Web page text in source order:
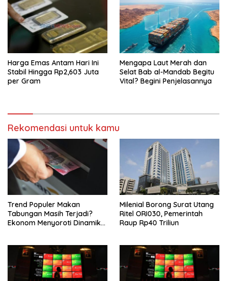
Harga Emas Antam Hari Ini
Stabil Hingga Rp2,603 Juta
per Gram
Mengapa Laut Merah dan
Selat Bab al-Mandab Begitu
Vital? Begini Penjelasannya
Rekomendasi untuk kamu
Trend Populer Makan
Tabungan Masih Terjadi?
Ekonom Menyoroti Dinamika
Milenial Borong Surat Utang
Ritel ORI030, Pemerintah
Raup Rp40 Triliun